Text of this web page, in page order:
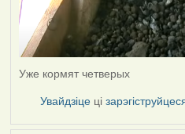
Уже кормят четверых
Увайдзіце ці